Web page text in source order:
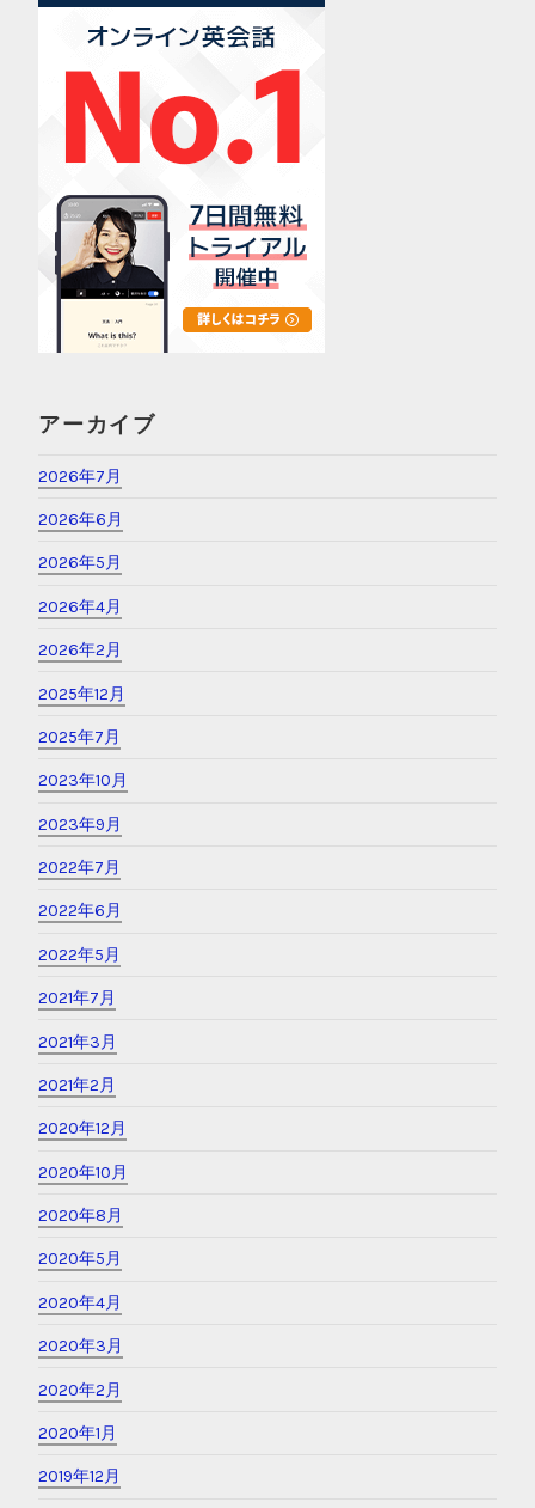
アーカイブ
2026年7月
2026年6月
2026年5月
2026年4月
2026年2月
2025年12月
2025年7月
2023年10月
2023年9月
2022年7月
2022年6月
2022年5月
2021年7月
2021年3月
2021年2月
2020年12月
2020年10月
2020年8月
2020年5月
2020年4月
2020年3月
2020年2月
2020年1月
2019年12月